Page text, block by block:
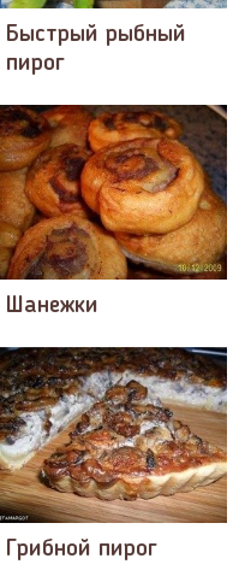
Быстрый рыбный
пирог
Шанежки
Грибной пирог